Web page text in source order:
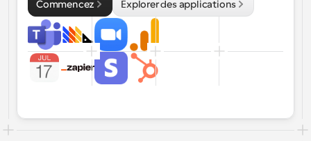
Commencez Explorer des applications